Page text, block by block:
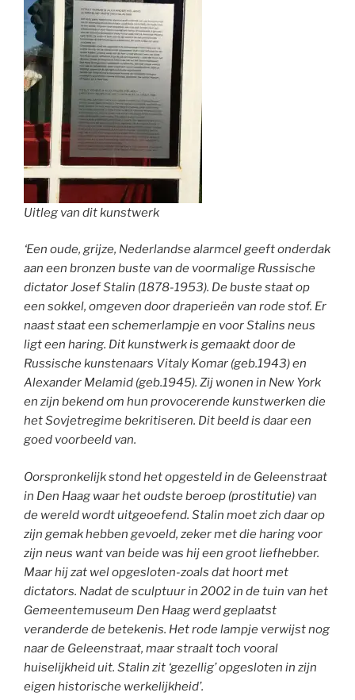
Uitleg van dit kunstwerk
‘Een oude, grijze, Nederlandse alarmcel geeft onderdak
aan een bronzen buste van de voormalige Russische
dictator Josef Stalin (1878-1953). De buste staat op
een sokkel, omgeven door draperieën van rode stof. Er
naast staat een schemerlampje en voor Stalins neus
ligt een haring. Dit kunstwerk is gemaakt door de
Russische kunstenaars Vitaly Komar (geb.1943) en
Alexander Melamid (geb.1945). Zij wonen in New York
en zijn bekend om hun provocerende kunstwerken die
het Sovjetregime bekritiseren. Dit beeld is daar een
goed voorbeeld van.
Oorspronkelijk stond het opgesteld in de Geleenstraat
in Den Haag waar het oudste beroep (prostitutie) van
de wereld wordt uitgeoefend. Stalin moet zich daar op
zijn gemak hebben gevoeld, zeker met die haring voor
zijn neus want van beide was hij een groot liefhebber.
Maar hij zat wel opgesloten-zoals dat hoort met
dictators. Nadat de sculptuur in 2002 in de tuin van het
Gemeentemuseum Den Haag werd geplaatst
veranderde de betekenis. Het rode lampje verwijst nog
naar de Geleenstraat, maar straalt toch vooral
huiselijkheid uit. Stalin zit ‘gezellig’ opgesloten in zijn
eigen historische werkelijkheid’.